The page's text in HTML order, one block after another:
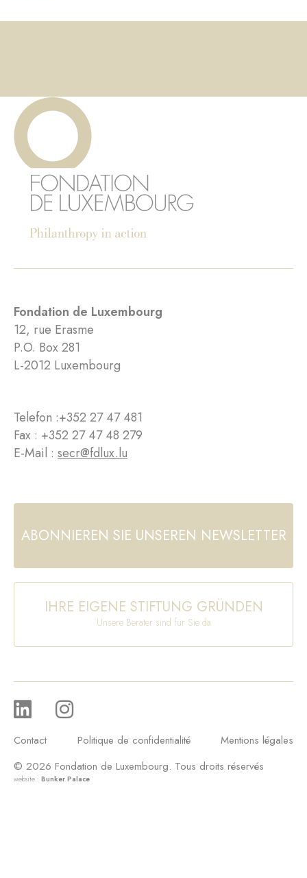
Fondation de Luxembourg
12, rue Erasme
P.O. Box 281
L-2012 Luxembourg
Telefon :+352 27 47 481
Fax : +352 27 47 48 279
E-Mail : secr@fdlux.lu
ABONNIEREN SIE UNSEREN NEWSLETTER
IHRE EIGENE STIFTUNG GRÜNDEN
Unsere Berater sind für Sie da
Contact Politique de confidentialité
Mentions légales
© 2026 Fondation de Luxembourg. Tous droits réservés
website : Bunker Palace